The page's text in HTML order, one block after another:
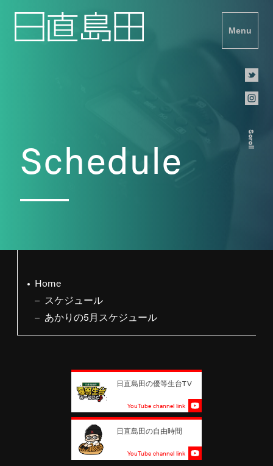
Menu
Scroll
Schedule
Home
スケジュール
あかりの5月スケジュール
日直島田の優等生台TV
YouTube channel link
日直島田の自由時間
YouTube channel link